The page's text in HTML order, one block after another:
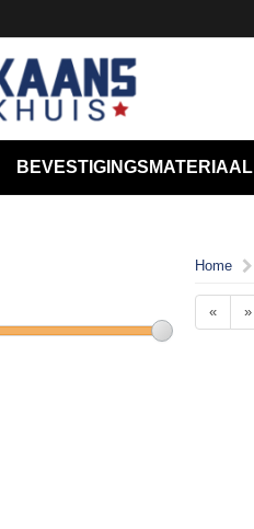
BEVESTIGINGSMATERIAAL
Home
« »